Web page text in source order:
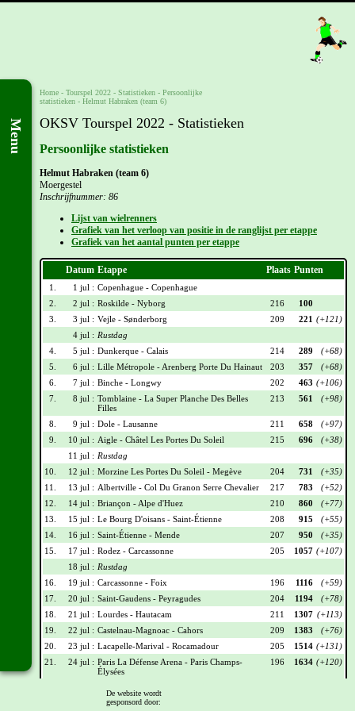
Menu
Home - Tourspel 2022 - Statistieken - Persoonlijke
statistieken - Helmut Habraken (team 6)
OKSV Tourspel 2022 - Statistieken
Persoonlijke statistieken
Helmut Habraken (team 6)
Moergestel
Inschrijfnummer: 86
Lijst van wielrenners
Grafiek van het verloop van positie in de ranglijst per etappe
Grafiek van het aantal punten per etappe
Datum Etappe Plaats Punten
1. 1 jul : Copenhague - Copenhague
2.
2 jul : Roskilde - Nyborg 216
100
3.
3 jul : Vejle - Sønderborg 209 221 (+121)
4 jul : Rustdag
4.
5 jul : Dunkerque - Calais 214 289
(+68)
5.
6 jul : Lille Métropole - Arenberg Porte Du Hainaut 203 357
(+68)
6.
7 jul : Binche - Longwy 202 463 (+106)
7.
8 jul : Tomblaine - La Super Planche Des Belles
Filles
213 561 (+98)
8. 9 jul : Dole - Lausanne 211 658
(+97)
9.
10 jul : Aigle - Châtel Les Portes Du Soleil 215 696
(+38)
11 jul : Rustdag
10.
12 jul : Morzine Les Portes Du Soleil - Megève 204 731
(+35)
11.
13 jul : Albertville - Col Du Granon Serre Chevalier 217 783
(+52)
12.
14 jul : Briançon - Alpe d'Huez 210 860
(+77)
13.
15 jul : Le Bourg D'oisans - Saint-Étienne 208 915
(+55)
14.
16 jul : Saint-Étienne - Mende 207 950
(+35)
15.
17 jul : Rodez - Carcassonne 205 1057 (+107)
18 jul : Rustdag
16.
19 jul : Carcassonne - Foix 196 1116
(+59)
17.
20 jul : Saint-Gaudens - Peyragudes 204 1194
(+78)
18.
21 jul : Lourdes - Hautacam 211 1307 (+113)
19.
22 jul : Castelnau-Magnoac - Cahors 209 1383
(+76)
20.
23 jul : Lacapelle-Marival - Rocamadour 205 1514 (+131)
21.
24 jul : Paris La Défense Arena - Paris Champs-
Élysées
196 1634 (+120)
Wielrennerslijst
De website wordt
gesponsord door: